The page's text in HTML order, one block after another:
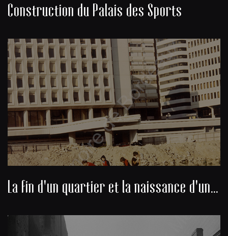
Construction du Palais des Sports
La fin d'un quartier et la naissance d'un nouveau